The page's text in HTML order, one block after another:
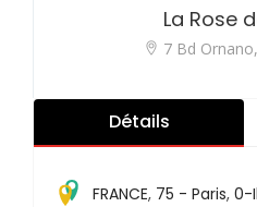
La Rose
7 Bd
Détails
FRANCE, 75 - Paris, 0-